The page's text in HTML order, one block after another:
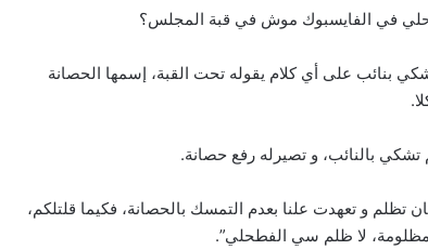
في الفايسبوك موش في قبة المجلس؟
بنائب على أي كلام يقوله تحت القبة، إسمها الحصانة
بالنائب، و تصيرله رفع حصانة.
و تعهدت علنا بعدم التمسك بالحصانة، فكيما قلتلكم،
لا ظلم سي الفطحلي”.